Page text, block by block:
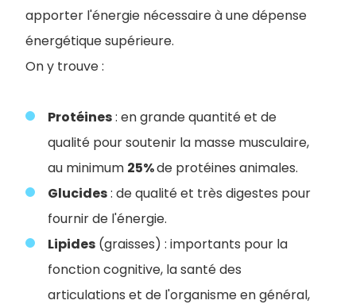
apporter l'énergie nécessaire à une dépense
énergétique supérieure.
On y trouve :
Protéines: en grande quantité et de
qualité pour soutenir la masse musculaire,
au minimum 25%de protéines animales.
Glucides: de qualité et très digestes pour
fournir de l'énergie.
Lipides (graisses) : importants pour la
fonction cognitive, la santé des
articulations et de l'organisme en général,